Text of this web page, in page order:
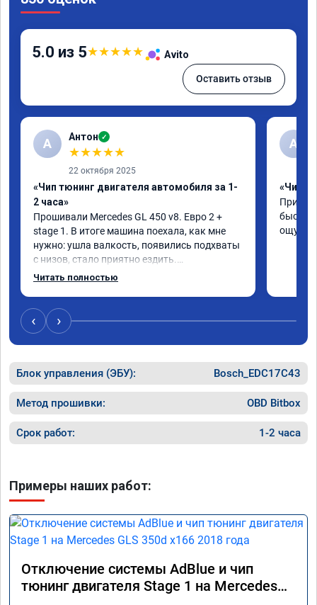
5.0 из 5★★★★★ Avito
Оставить отзыв
А Антон ✓
★★★★★
22 октября 2025
«Чип тюнинг двигателя автомобиля за 1-
2 часа»
Прошивали Mercedes GL 450 v8. Евро 2 +
stage 1. В итоге машина поехала, как мне
нужно: ушла валкость, появились подхваты
с низов, стало приятно ездить.
Одни из лучших трат, в авто! 🔥
Читать полностью
A
«Чип
‹ ›
Блок управления (ЭБУ): Bosch_EDC17C43
Метод прошивки: OBD Bitbox
Срок работ: 1-2 часа
Примеры наших работ:
Отключение системы AdBlue и чип
тюнинг двигателя Stage 1 на Mercedes